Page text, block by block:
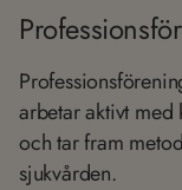
arbetar aktivt med
och tar fram
sjukvården.